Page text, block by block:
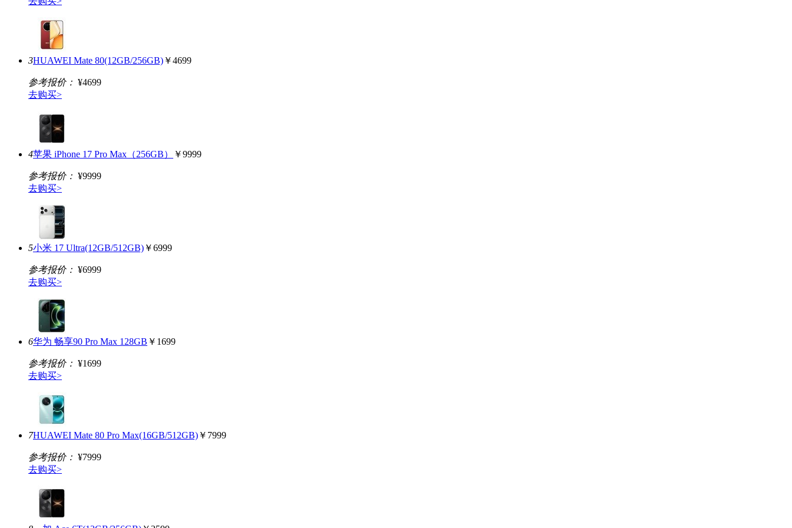
3HUAWEI Mate 80(12GB/256GB) ￥4699
参考报价： ¥4699
去购买>
4苹果 iPhone 17 Pro Max（256GB） ￥9999
参考报价： ¥9999
去购买>
5小米 17 Ultra(12GB/512GB) ￥6999
参考报价： ¥6999
去购买>
6华为 畅享90 Pro Max 128GB ￥1699
参考报价： ¥1699
去购买>
7HUAWEI Mate 80 Pro Max(16GB/512GB) ￥7999
参考报价： ¥7999
去购买>